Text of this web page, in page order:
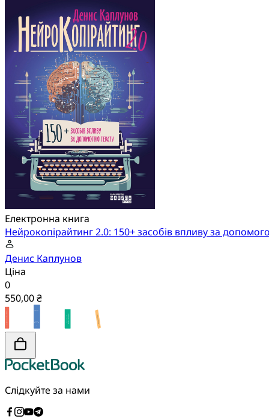
Електронна книга
Нейрокопірайтинг 2.0: 150+ засобів впливу за
Денис Каплунов
Ціна
0
550,00 ₴
Слідкуйте за нами